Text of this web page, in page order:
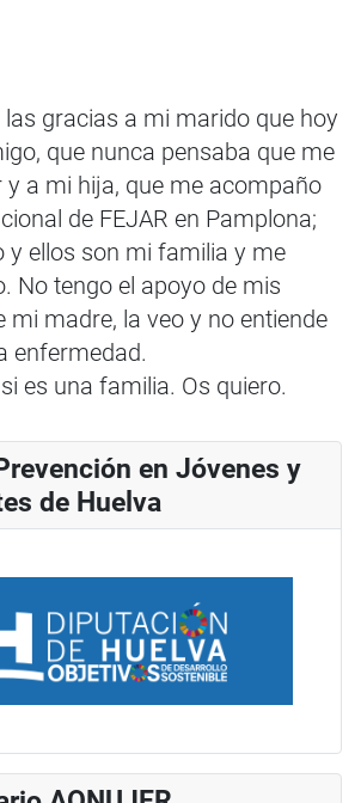
en Jóvenes y
de Huelva
gracias a mi marido que hoy
que nunca pensaba que me
a mi hija, que me acompaño
de FEJAR en Pamplona;
y ellos son mi familia y me
No tengo el apoyo de mis
mi madre, la veo y no entiende
enfermedad.
es una familia. Os quiero.